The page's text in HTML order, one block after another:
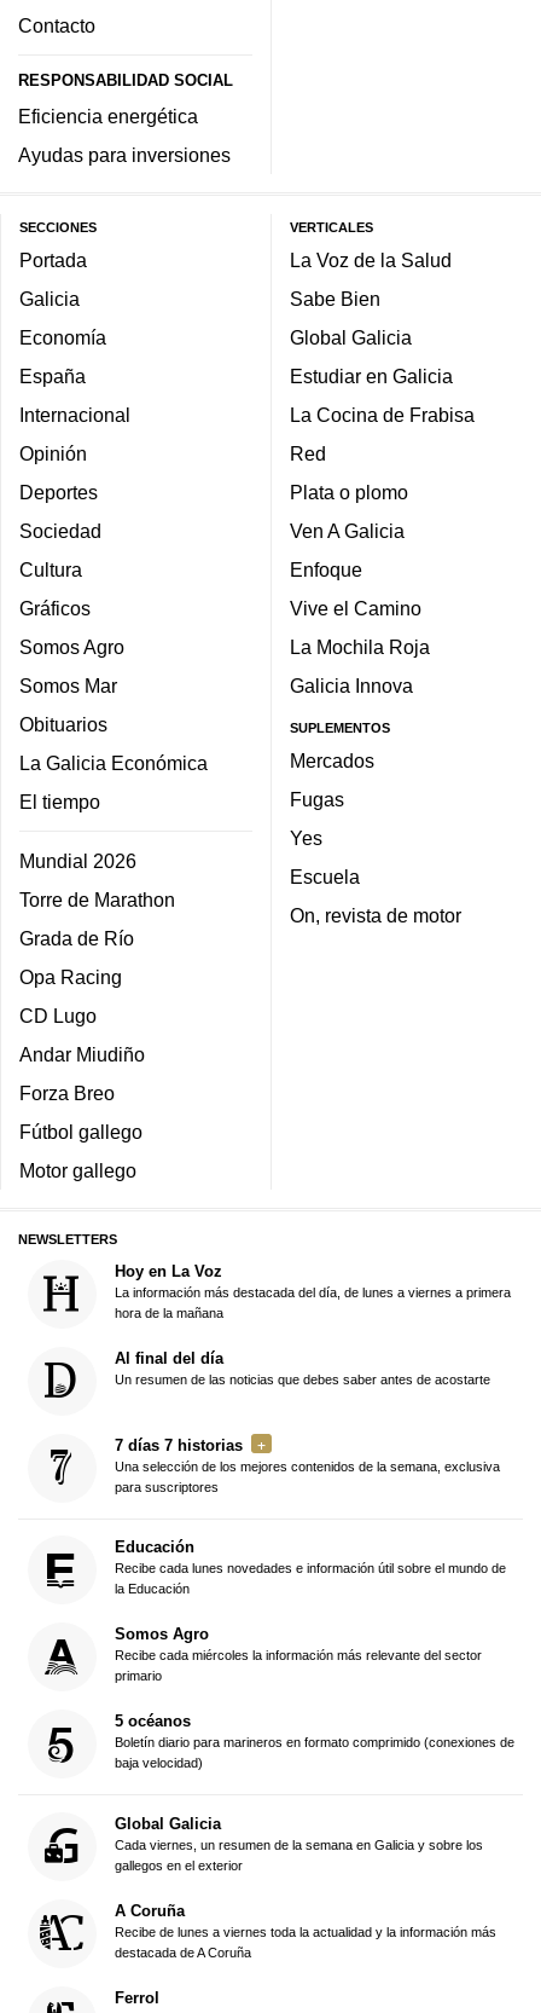
Contacto
RESPONSABILIDAD SOCIAL
Eficiencia energética
Ayudas para inversiones
SECCIONES
Portada
Galicia
Economía
España
Internacional
Opinión
Deportes
Sociedad
Cultura
Gráficos
Somos Agro
Somos Mar
Obituarios
La Galicia Económica
El tiempo
Mundial 2026
Torre de Marathon
Grada de Río
Opa Racing
CD Lugo
Andar Miudiño
Forza Breo
Fútbol gallego
Motor gallego
VERTICALES
La Voz de la Salud
Sabe Bien
Global Galicia
Estudiar en Galicia
La Cocina de Frabisa
Red
Plata o plomo
Ven A Galicia
Enfoque
Vive el Camino
La Mochila Roja
Galicia Innova
SUPLEMENTOS
Mercados
Fugas
Yes
Escuela
On, revista de motor
NEWSLETTERS
Hoy en La Voz
La información más destacada del día, de lunes a viernes a primera
hora de la mañana
Al final del día
Un resumen de las noticias que debes saber antes de acostarte
7 días 7 historias
Una selección de los mejores contenidos de la semana, exclusiva
para suscriptores
Educación
Recibe cada lunes novedades e información útil sobre el mundo de
la Educación
Somos Agro
Recibe cada miércoles la información más relevante del sector
primario
5 océanos
Boletín diario para marineros en formato comprimido (conexiones de
baja velocidad)
Global Galicia
Cada viernes, un resumen de la semana en Galicia y sobre los
gallegos en el exterior
A Coruña
Recibe de lunes a viernes toda la actualidad y la información más
destacada de A Coruña
Ferrol